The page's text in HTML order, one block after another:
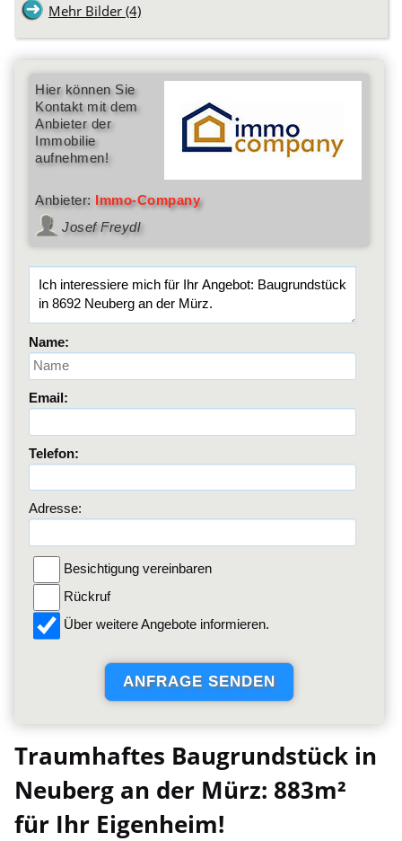
Mehr Bilder (4)
Hier können Sie
Kontakt mit dem
Anbieter der
Immobilie
aufnehmen!
Anbieter: Immo-Company
Josef Freydl
Name:
Email:
Telefon:
Adresse:
Besichtigung vereinbaren
Rückruf
Über weitere Angebote informieren.
Traumhaftes Baugrundstück in
Neuberg an der Mürz: 883m²
für Ihr Eigenheim!